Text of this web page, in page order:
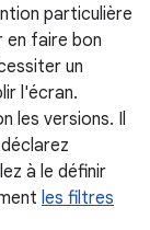
particulière
en faire bon
un
l'écran.
les versions. Il
à le définir
les filtres